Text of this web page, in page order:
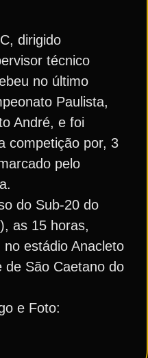
dirigido
técnico
no último
Paulista,
André, e foi
competição por, 3
pelo
do Sub-20 do
as 15 horas,
estádio Anacleto
de São Caetano do
e Foto: